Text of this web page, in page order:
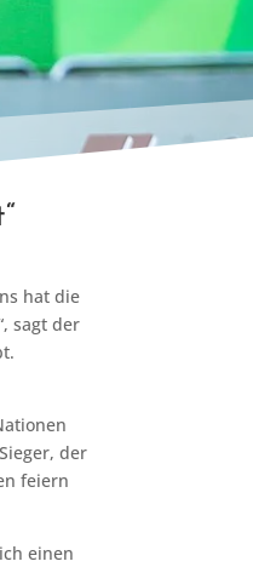
hat die
sagt der
der
feiern
einen